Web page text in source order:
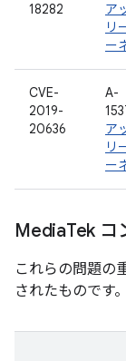
18282
ア
リ
ー
CVE-
2019-
20636
A-
ア
リ
ー
MediaTek コ
これらの問題の
されたものです。